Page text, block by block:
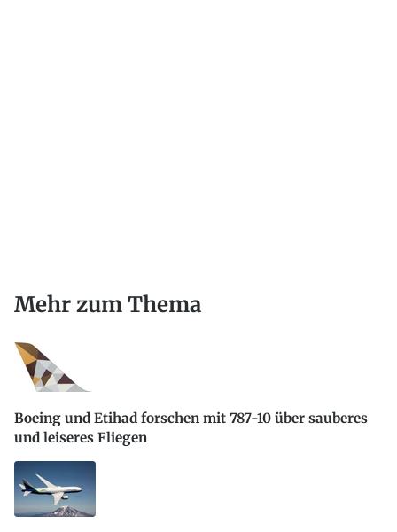
Mehr zum Thema
Boeing und Etihad forschen mit 787-10 über sauberes
und leiseres Fliegen